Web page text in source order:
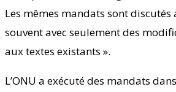
Les mêmes mandats sont discutés
souvent avec seulement des
aux textes existants ».
L’ONU a exécuté des mandats